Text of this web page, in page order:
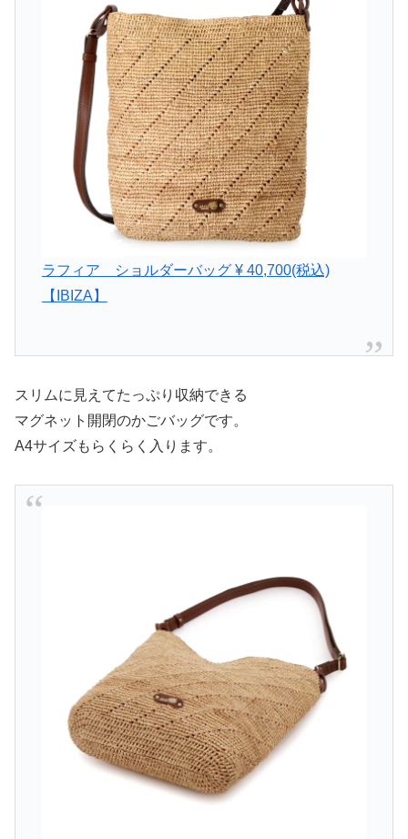
ラフィア ショルダーバッグ ¥ 40,700(税込)
【IBIZA】
スリムに見えてたっぷり収納できる
マグネット開閉のかごバッグです。
A4サイズもらくらく入ります。